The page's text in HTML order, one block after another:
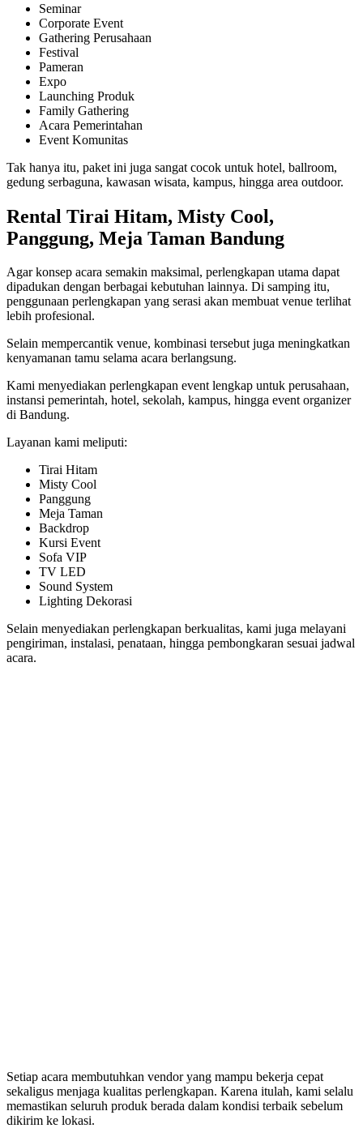
Seminar
Corporate Event
Gathering Perusahaan
Festival
Pameran
Expo
Launching Produk
Family Gathering
Acara Pemerintahan
Event Komunitas
Tak hanya itu, paket ini juga sangat cocok untuk hotel, ballroom,
gedung serbaguna, kawasan wisata, kampus, hingga area outdoor.
Rental Tirai Hitam, Misty Cool,
Panggung, Meja Taman Bandung
Agar konsep acara semakin maksimal, perlengkapan utama dapat
dipadukan dengan berbagai kebutuhan lainnya. Di samping itu,
penggunaan perlengkapan yang serasi akan membuat venue terlihat
lebih profesional.
Selain mempercantik venue, kombinasi tersebut juga meningkatkan
kenyamanan tamu selama acara berlangsung.
Kami menyediakan perlengkapan event lengkap untuk perusahaan,
instansi pemerintah, hotel, sekolah, kampus, hingga event organizer
di Bandung.
Layanan kami meliputi:
Tirai Hitam
Misty Cool
Panggung
Meja Taman
Backdrop
Kursi Event
Sofa VIP
TV LED
Sound System
Lighting Dekorasi
Selain menyediakan perlengkapan berkualitas, kami juga melayani
pengiriman, instalasi, penataan, hingga pembongkaran sesuai jadwal
acara.
Setiap acara membutuhkan vendor yang mampu bekerja cepat
sekaligus menjaga kualitas perlengkapan. Karena itulah, kami selalu
memastikan seluruh produk berada dalam kondisi terbaik sebelum
dikirim ke lokasi.